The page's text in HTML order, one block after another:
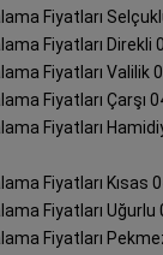
Fiyatları
Fiyatları Direkli
Fiyatları Valilik
Fiyatları Çarşı
Fiyatları
Fiyatları Kısas
Fiyatları Uğurlu
Fiyatları